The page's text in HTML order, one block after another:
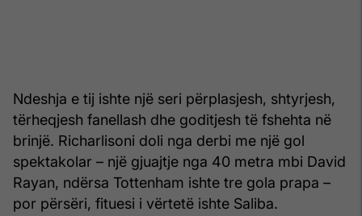
Ndeshja e tij ishte një seri përplasjesh, shtyrjesh,
tërheqjesh fanellash dhe goditjesh të fshehta në
brinjë. Richarlisoni doli nga derbi me një gol
spektakolar – një gjuajtje nga 40 metra mbi David
Rayan, ndërsa Tottenham ishte tre gola prapa –
por përsëri, fituesi i vërtetë ishte Saliba.